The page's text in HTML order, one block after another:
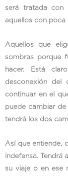
será tratada con
aquellos con poca
Aquellos que
sombras porque
hacer. Está
desconexión del
continuar en el
puede cambiar
tendrá los dos
Así que entiende,
indefensa. Tendrá
su viaje o en ese